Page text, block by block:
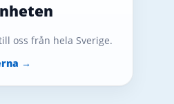
oss från hela Sverige.
→